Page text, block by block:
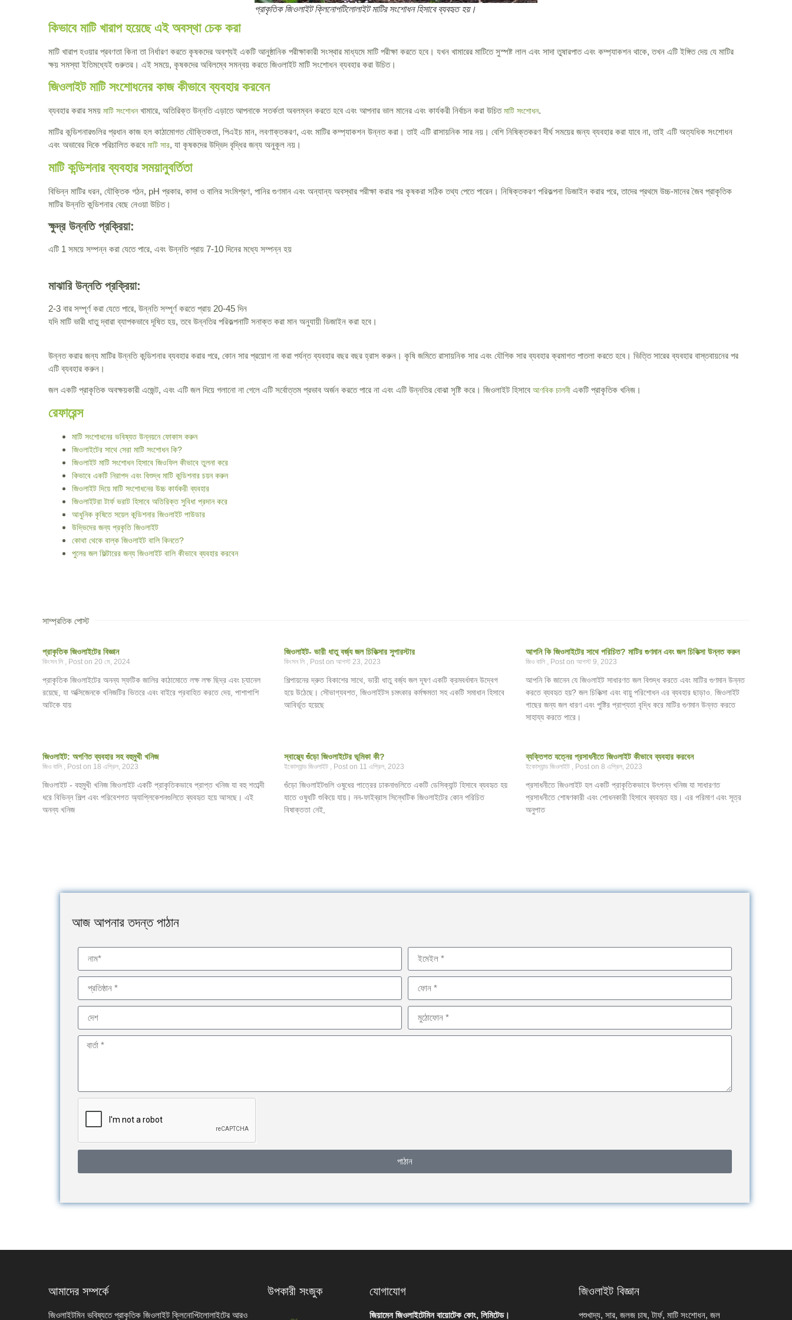
প্রাকৃতিক জিওলাইট ক্লিনোপটিলোলাইট মাটির সংশোধন হিসাবে ব্যবহৃত হয়।
কিভাবে মাটি খারাপ হয়েছে এই অবস্থা চেক করা
মাটি খারাপ হওয়ার প্রবণতা কিনা তা নির্ধারণ করতে কৃষকদের অবশ্যই একটি আনুষ্ঠানিক পরীক্ষাকারী সংস্থার মাধ্যমে মাটি পরীক্ষা করতে হবে। যখন খামারের মাটিতে সুস্পষ্ট লাল এবং সাদা তুষারপাত এবং কম্প্যাকশন থাকে, তখন এটি ইঙ্গিত দেয় যে মাটির
ক্ষয় সমস্যা ইতিমধ্যেই গুরুতর। এই সময়ে, কৃষকদের অবিলম্বে সমন্বয় করতে জিওলাইট মাটি সংশোধন ব্যবহার করা উচিত।
জিওলাইট মাটি সংশোধনের কাজ কীভাবে ব্যবহার করবেন
ব্যবহার করার সময় মাটি সংশোধনখামারে, অতিরিক্ত উন্নতি এড়াতে আপনাকে সতর্কতা অবলম্বন করতে হবে এবং আপনার ভাল মানের এবং কার্যকরী নির্বাচন করা উচিতমাটি সংশোধন.
মাটির কন্ডিশনারগুলির প্রধান কাজ হল কাঠামোগত যৌক্তিকতা, পিএইচ মান, লবণাক্তকরণ, এবং মাটির কম্প্যাকশন উন্নত করা। তাই এটি রাসায়নিক সার নয়। বেশি নিষিক্তকরণ দীর্ঘ সময়ের জন্য ব্যবহার করা যাবে না, তাই এটি অত্যধিক সংশোধন
এবং অভাবের দিকে পরিচালিত করবে মাটি সার, যা কৃষকদের উদ্ভিদ বৃদ্ধির জন্য অনুকূল নয়।
মাটি কন্ডিশনার ব্যবহার সময়ানুবর্তিতা
বিভিন্ন মাটির ধরন, যৌক্তিক গঠন, pH প্রকার, কাদা ও বালির সংমিশ্রণ, পানির গুণমান এবং অন্যান্য অবস্থার পরীক্ষা করার পর কৃষকরা সঠিক তথ্য পেতে পারেন। নিষিক্তকরণ পরিকল্পনা ডিজাইন করার পরে, তাদের প্রথমে উচ্চ-মানের জৈব প্রাকৃতিক
মাটির উন্নতি কন্ডিশনার বেছে নেওয়া উচিত।
ক্ষুদ্র উন্নতি প্রক্রিয়া:
এটি 1 সময়ে সম্পন্ন করা যেতে পারে, এবং উন্নতি প্রায় 7-10 দিনের মধ্যে সম্পন্ন হয়
মাঝারি উন্নতি প্রক্রিয়া:
2-3 বার সম্পূর্ণ করা যেতে পারে, উন্নতি সম্পূর্ণ করতে প্রায় 20-45 দিন
যদি মাটি ভারী ধাতু দ্বারা ব্যাপকভাবে দূষিত হয়, তবে উন্নতির পরিকল্পনাটি সনাক্ত করা মান অনুযায়ী ডিজাইন করা হবে।
উন্নত করার জন্য মাটির উন্নতি কন্ডিশনার ব্যবহার করার পরে, কোন সার প্রয়োগ না করা পর্যন্ত ব্যবহার বছর বছর হ্রাস করুন। কৃষি জমিতে রাসায়নিক সার এবং যৌগিক সার ব্যবহার ক্রমাগত পাতলা করতে হবে। ভিত্তি সারের ব্যবহার বাস্তবায়নের পর
এটি ব্যবহার করুন।
জল একটি প্রাকৃতিক অবক্ষয়কারী এজেন্ট, এবং এটি জল দিয়ে গলানো না গেলে এটি সর্বোত্তম প্রভাব অর্জন করতে পারে না এবং এটি উন্নতির বোঝা সৃষ্টি করে। জিওলাইট হিসাবে আণবিক চালনী একটি প্রাকৃতিক খনিজ।
রেফারেন্স
মাটি সংশোধনের ভবিষ্যত উন্নয়নে ফোকাস করুন
জিওলাইটের সাথে সেরা মাটি সংশোধন কি?
জিওলাইট মাটি সংশোধন হিসাবে জিওফিল কীভাবে তুলনা করে
কিভাবে একটি নিরাপদ এবং বিশুদ্ধ মাটি কন্ডিশনার চয়ন করুন
জিওলাইট দিয়ে মাটি সংশোধনের উচ্চ কার্যকরী ব্যবহার
জিওলাইটরা টার্ফ ভরাট হিসাবে অতিরিক্ত সুবিধা প্রদান করে
আধুনিক কৃষিতে সয়েল কন্ডিশনার জিওলাইট পাউডার
উদ্ভিদের জন্য প্রকৃতি জিওলাইট
কোথা থেকে বাল্ক জিওলাইট বালি কিনতে?
পুলের জল ফিল্টারের জন্য জিওলাইট বালি কীভাবে ব্যবহার করবেন
সাম্প্রতিক পোস্ট
প্রাকৃতিক জিওলাইটের বিজ্ঞান
কিংসন লি 20 মে, 2024
প্রাকৃতিক জিওলাইটের অনন্য স্ফটিক জালির কাঠামোতে লক্ষ লক্ষ ছিদ্র এবং চ্যানেল
রয়েছে, যা অক্সিজেনকে খনিজটির ভিতরে এবং বাইরে প্রবাহিত করতে দেয়, পাশাপাশি
আটকে যায়
জিওলাইট- ভারী ধাতু বর্জ্য জল চিকিত্সার সুপারস্টার
কিংসন লি আগস্ট 23, 2023
শিল্পায়নের দ্রুত বিকাশের সাথে, ভারী ধাতু বর্জ্য জল দূষণ একটি ক্রমবর্ধমান উদ্বেগ
হয়ে উঠেছে। সৌভাগ্যবশত, জিওলাইটস চমৎকার কর্মক্ষমতা সহ একটি সমাধান হিসাবে
আবির্ভূত হয়েছে
আপনি কি জিওলাইটের সাথে পরিচিত? মাটির গুণমান এবং জল চিকিত্সা উন্নত করুন
জিও বালি আগস্ট 9, 2023
আপনি কি জানেন যে জিওলাইট সাধারণত জল বিশুদ্ধ করতে এবং মাটির গুণমান উন্নত
করতে ব্যবহৃত হয়? জল চিকিত্সা এবং বায়ু পরিশোধন এর ব্যবহার ছাড়াও. জিওলাইট
গাছের জন্য জল ধারণ এবং পুষ্টির প্রাপ্যতা বৃদ্ধি করে মাটির গুণমান উন্নত করতে
সাহায্য করতে পারে।
জিওলাইট: অগণিত ব্যবহার সহ বহুমুখী খনিজ
জিও বালি 18 এপ্রিল, 2023
জিওলাইট - বহুমুখী খনিজ জিওলাইট একটি প্রাকৃতিকভাবে প্রাপ্ত খনিজ যা বহু শতাব্দী
ধরে বিভিন্ন শিল্প এবং পরিবেশগত অ্যাপ্লিকেশনগুলিতে ব্যবহৃত হয়ে আসছে। এই
অনন্য খনিজ
স্বাস্থ্যে গুঁড়ো জিওলাইটের ভূমিকা কী?
ইকোস্যান্ড জিওলাইট 11 এপ্রিল, 2023
গুঁড়ো জিওলাইটগুলি ওষুধের পাত্রের ঢাকনাগুলিতে একটি ডেসিক্যান্ট হিসাবে ব্যবহৃত হয়
যাতে ওষুধটি শুকিয়ে যায়। নন-ফাইব্রাস সিন্থেটিক জিওলাইটের কোন পরিচিত
বিষাক্ততা নেই,
ব্যক্তিগত যত্নের প্রসাধনীতে জিওলাইট কীভাবে ব্যবহার করবেন
ইকোস্যান্ড জিওলাইট 8 এপ্রিল, 2023
প্রসাধনীতে জিওলাইট হল একটি প্রাকৃতিকভাবে উৎপন্ন খনিজ যা সাধারণত
প্রসাধনীতে শোষণকারী এবং শোধনকারী হিসাবে ব্যবহৃত হয়। এর পরিমাণ এবং সূত্র
অনুপাত
আজ আপনার তদন্ত পাঠান
পাঠান
আমাদের সম্পর্কে
জিওলাইটমিন ভবিষ্যতে প্রাকৃতিক জিওলাইট ক্লিনোপ্টিলোলাইটের আরও
উপকারী সংজুক যোগাযোগ
জিয়ামেন জিওলাইটেমিন বায়োটেক কোং, লিমিটেড।
জিওলাইট বিজ্ঞান
পশুখাদ্য, সার, জলজ চাষ, টার্ফ, মাটি সংশোধন, জল